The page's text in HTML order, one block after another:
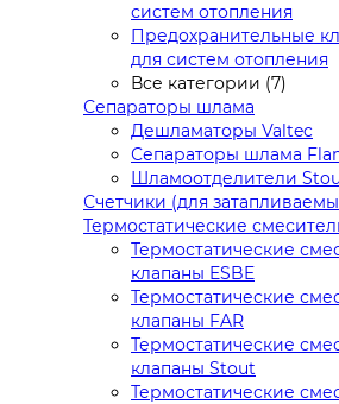
систем отопления
Предохранительные
для систем отопления
Все категории (7)
Сепараторы шлама
Дешламаторы Valtec
Сепараторы шлама
Шламоотделители
Счетчики (для
Термостатические
Термостатические
клапаны ESBE
Термостатические
клапаны FAR
Термостатические
клапаны Stout
Термостатические